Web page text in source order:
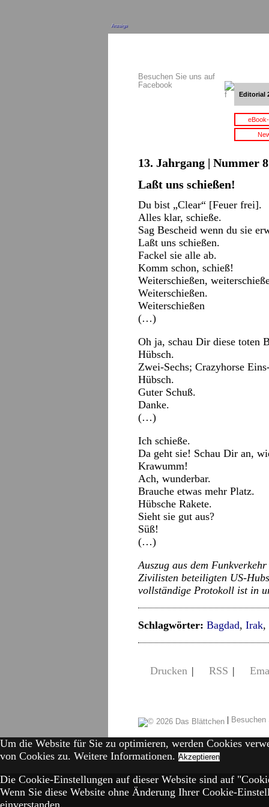
Anzeige
Besuchen Sie uns auf
Facebook
Editorial
13. Jahrgang | Nummer
Laßt uns schießen!
Du bist „Clear“ [Feuer frei].
Alles klar, schieße.
Sag Bescheid wenn du sie
Laßt uns schießen.
Fackel sie alle ab.
Komm schon, schieß!
Weiterschießen,
Weiterschießen.
Weiterschießen
(…)
Oh ja, schau Dir diese toten
Hübsch.
Zwei-Sechs; Crazyhorse
Hübsch.
Guter Schuß.
Danke.
(…)
Ich schieße.
Da geht sie! Schau Dir an,
Krawumm!
Ach, wunderbar.
Brauche etwas mehr Platz.
Hübsche Rakete.
Sieht sie gut aus?
Süß!
(…)
Auszug aus dem
Zivilisten beteiligten US-
vollständige Protokoll ist in
Schlagwörter: Bagdad, Irak,
Drucken | RSS |
|
Um die Website für Sie zu optimieren, werden Cookies
von Cookies zu. Weitere Informationen. Akzeptieren
Die Cookie-Einstellungen auf dieser Website sind auf
Wenn Sie diese Website ohne Änderung Ihrer Cookie-
einverstanden.